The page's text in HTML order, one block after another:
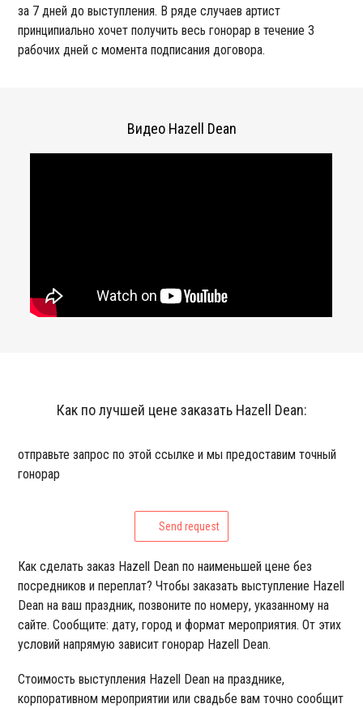
за 7 дней до выступления. В ряде случаев артист
принципиально хочет получить весь гонорар в течение 3
рабочих дней с момента подписания договора.
Видео Hazell Dean
Как по лучшей цене заказать Hazell Dean:
отправьте запрос по этой ссылке и мы предоставим точный
гонорар
Send request
Как сделать заказ Hazell Dean по наименьшей цене без
посредников и переплат? Чтобы заказать выступление Hazell
Dean на ваш праздник, позвоните по номеру, указанному на
сайте. Сообщите: дату, город и формат мероприятия. От этих
условий напрямую зависит гонорар Hazell Dean.
Стоимость выступления Hazell Dean на празднике,
корпоративном мероприятии или свадьбе вам точно сообщит